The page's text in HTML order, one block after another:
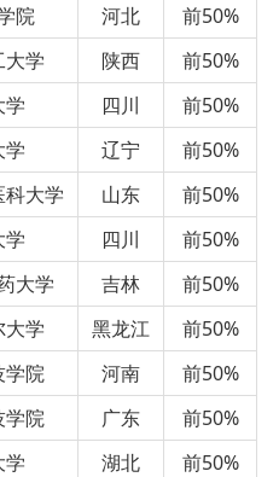
院 河北
前50%
大学 陕西
前50%
学 四川
前50%
学 辽宁
前50%
科大学 山东
前50%
学 四川
前50%
大学 吉林
前50%
大学 黑龙江
前50%
学院 河南
前50%
学院 广东
前50%
学 湖北
前50%